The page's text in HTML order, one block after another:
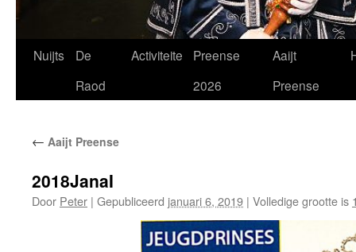
Spring
inhoud
Nuijts
De
Raod
Activiteite
Preense
2026
Aaijt
Preense
← Aaijt Preense
2018JanaI
Door Peter | Gepubliceerd januari 6, 2019 | Volledige grootte is